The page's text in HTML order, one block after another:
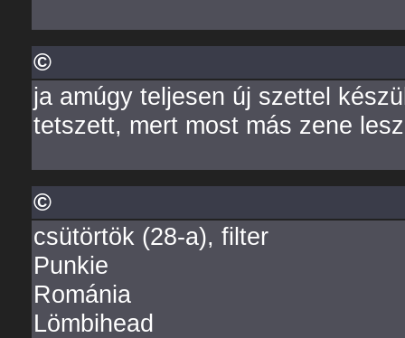
©
ja amúgy teljesen új szettel
tetszett, mert most más zene
©
csütörtök (28-a), filter
Punkie
Románia
Lömbihead